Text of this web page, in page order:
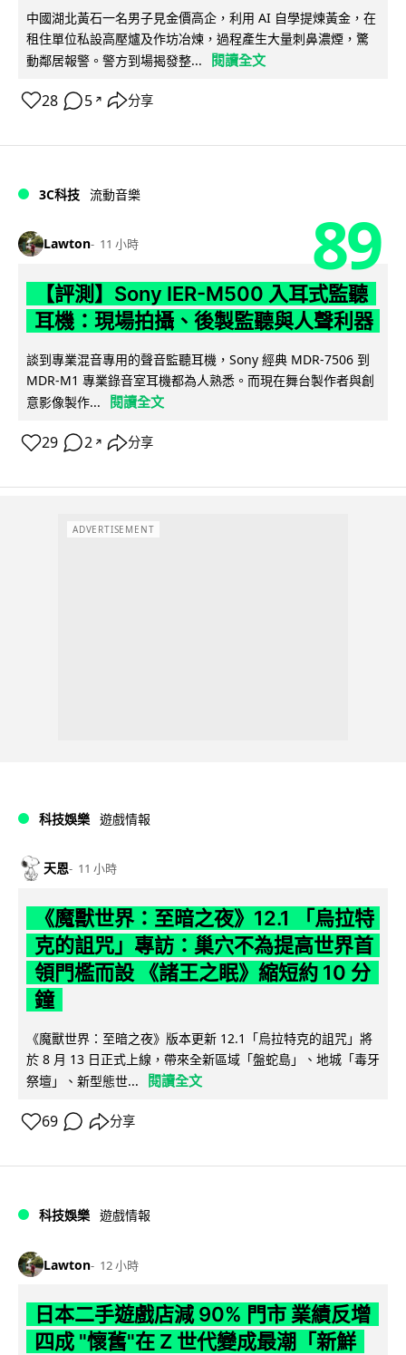
中國湖北黃石一名男子見金價高企，利用 AI 自學提煉黃金，在
租住單位私設高壓爐及作坊冶煉，過程產生大量刺鼻濃煙，驚
動鄰居報警。警方到場揭發整...
閱讀全文
28 5 ↗ 分享
3C科技 流動音樂
Lawton 11 小時 89
【評測】Sony IER-M500 入耳式監聽
耳機：現場拍攝、後製監聽與人聲利器
談到專業混音專用的聲音監聽耳機，Sony 經典 MDR-7506 到
MDR-M1 專業錄音室耳機都為人熟悉。而現在舞台製作者與創
意影像製作...
閱讀全文
29 2 ↗ 分享
ADVERTISEMENT
科技娛樂 遊戲情報
天恩 11 小時
《魔獸世界：至暗之夜》12.1 「烏拉特
克的詛咒」專訪：巢穴不為提高世界首
領門檻而設 《諸王之眠》縮短約 10 分
鐘
《魔獸世界：至暗之夜》版本更新 12.1「烏拉特克的詛咒」將
於 8 月 13 日正式上線，帶來全新區域「盤蛇島」、地城「毒牙
祭壇」、新型態世...
閱讀全文
69 分享
科技娛樂 遊戲情報
Lawton 12 小時
日本二手遊戲店減 90% 門市 業績反增
四成 "懷舊"在 Z 世代變成最潮「新鮮